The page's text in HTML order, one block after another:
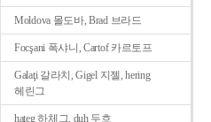
Moldova 몰도바, Brad 브라드
Focşani 폭샤니, Cartof 카르토프
Galaţi 갈라치, Gigel 지젤, hering
헤린그
haţeg 하체그, duh 두흐